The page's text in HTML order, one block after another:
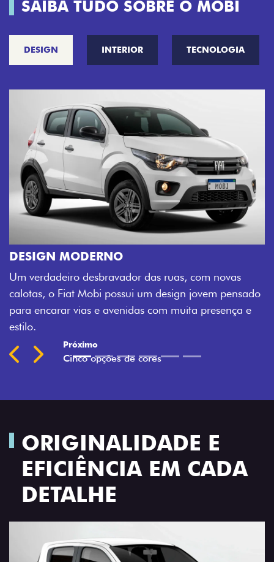
SAIBA TUDO SOBRE O MOBI
DESIGN INTERIOR TECNOLOGIA
CINCO OPÇÕES DE CORES
O Fiat Mobi tem sempre uma opção de cor que é a
sua cara. Escolha entre o Preto Vulcano, Vermelho
Montecarlo, Branco Banchisa, Prata Bari e Cinza
Silverstone.
Previous
Next
Próximo
Rodas de liga leve
ORIGINALIDADE E
EFICIÊNCIA EM CADA
DETALHE